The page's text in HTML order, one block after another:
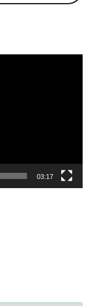
03:17